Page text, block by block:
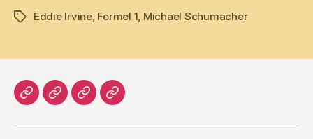
TagsEddie Irvine, Formel 1 Michael Schumacher
HomeLiteratur
ProsaImpressum